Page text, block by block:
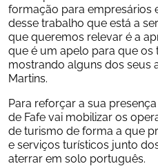
formação para empresários
desse trabalho que está a
que queremos relevar é a
que é um apelo para que os
mostrando alguns dos seus
Martins.
Para reforçar a sua
de Fafe vai mobilizar os
de turismo de forma a que
e serviços turísticos junto
aterrar em solo português.